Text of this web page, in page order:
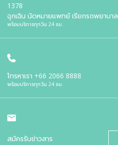
1378
ฉุกเฉิน นัดหมายแพทย์ เรียกรถพยาบาล
พร้อมบริการทุกวัน 24 ชม.
โทรหาเรา +66 2066 8888
พร้อมบริการทุกวัน 24 ชม.
สมัครรับข่าวสาร